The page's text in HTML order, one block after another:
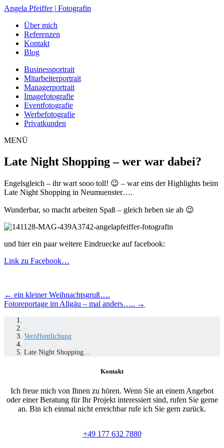
Zum
springen
Angela Pfeiffer | Fotografin
Über mich
Referenzen
Kontakt
Blog
Businessportrait
Mitarbeiterportrait
Managerportrait
Imagefotografie
Eventfotografie
Werbefotografie
Privatkunden
MENÜ
Late Night Shopping – wer war dabei?
Engelsgleich – ihr wart sooo toll! 😉 – war eins der Highlights beim
Late Night Shopping in Neumuenster….
Wunderbar, so macht arbeiten Spaß – gleich heben sie ab 😉
und hier ein paar weitere Eindruecke auf facebook:
Link zu Facebook…
Beitragsnavigation
← ein kleiner Weihnachtsgruß….
Fotoreportage im Allgäu – mal anders….. →
>
Veröffentlichung
>
Late Night Shopping...
Kontakt
Ich freue mich von Ihnen zu hören. Wenn Sie an einem Angebot
oder einer Beratung für Ihr Projekt interessiert sind, rufen Sie gerne
an. Bin ich einmal nicht erreichbar rufe ich Sie gern zurück.
+49 177 632 7880